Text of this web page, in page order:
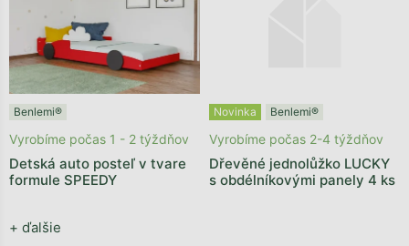
Benlemi®
Detská auto posteľ v tvare
formule SPEEDY
+ ďalšie
Vyrobíme počas 1 - 2 týždňov
Novinka Benlemi®
Dřevěné jednolůžko LUCKY
s obdélníkovými panely 4 ks
Vyrobíme počas 2-4 týždňov